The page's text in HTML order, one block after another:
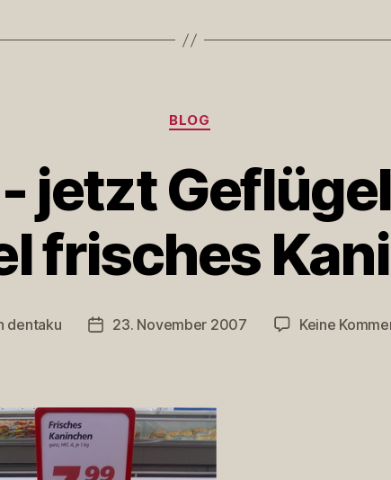
Kategorien
BLOG
jetzt
frisches
dentaku Veröffentlichungsdatum
23. November 2007 Keine